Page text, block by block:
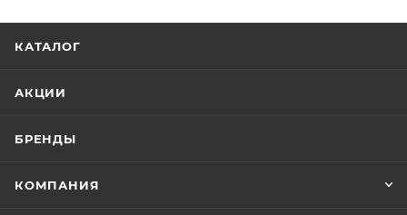
КАТАЛОГ
АКЦИИ
БРЕНДЫ
КОМПАНИЯ